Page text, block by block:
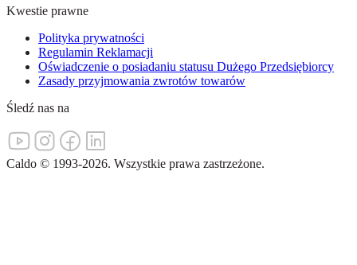
Kwestie prawne
Polityka prywatności
Regulamin Reklamacji
Oświadczenie o posiadaniu statusu Dużego Przedsiębiorcy
Zasady przyjmowania zwrotów towarów
Śledź nas na
Caldo © 1993-2026. Wszystkie prawa zastrzeżone.